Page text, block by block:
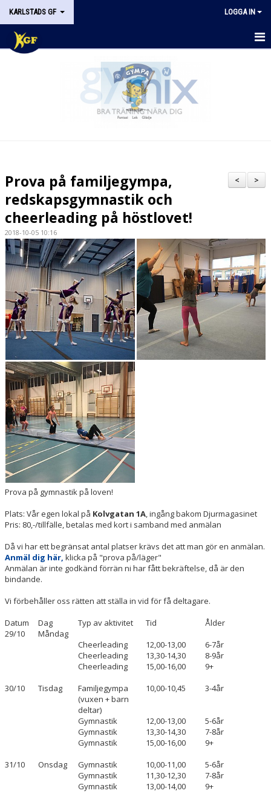
KARLSTADS GF LOGGA IN
NYHETER
KALENDER
STÖDMEDLEM
KONTAKT
PRISER & TERMINSTIDER
BLI LEDARE
FÖRENINGSKOLLEKTION
HYRA KGF-LOKALEN
SPONSORER
FRITIDSKORTET
>
<
Prova på familjegympa,
redskapsgymnastik och
cheerleading på höstlovet!
2018-10-05 10:16
Prova på gymnastik på loven!
Plats: Vår egen lokal på Kolvgatan 1A, ingång bakom Djurmagasinet
Pris: 80,-/tillfälle, betalas med kort i samband med anmälan
Då vi har ett begränsat antal platser krävs det att man gör en anmälan.
Anmäl dig här, klicka på "prova på/läger"
Anmälan är inte godkänd förrän ni har fått bekräftelse, då är den
bindande.
Vi förbehåller oss rätten att ställa in vid för få deltagare.
Datum
Dag Typ av aktivitet Tid
Ålder
29/10
Måndag
Cheerleading
12,00-13,00
6-7år
Cheerleading
13,30-14,30
8-9år
Cheerleading
15,00-16,00
9+
30/10
Tisdag
Familjegympa
(vuxen + barn
deltar)
10,00-10,45 3-4år
Gymnastik 12,00-13,00
5-6år
Gymnastik
13,30-14,30
7-8år
Gymnastik
15,00-16,00
9+
31/10
Onsdag Gymnastik 10,00-11,00
5-6år
Gymnastik
11,30-12,30
7-8år
Gymnastik
13,00-14,00
9+